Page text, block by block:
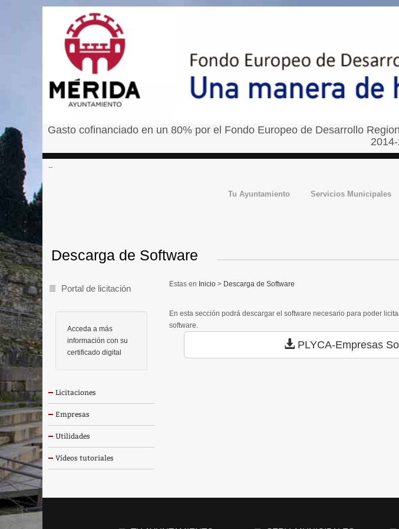
Gasto cofinanciado en un 80% por el Fondo Europeo de Desarrollo
Tu Ayuntamiento Servicios Municipales
Portal de licitación
Acceda a más
información con su
certificado digital
Licitaciones
Empresas
Utilidades
Vídeos tutoriales
Inicio > Descarga de Software
Descarga de Software
En esta sección podrá descargar el software necesario para poder
software.
PLYCA-Empresas